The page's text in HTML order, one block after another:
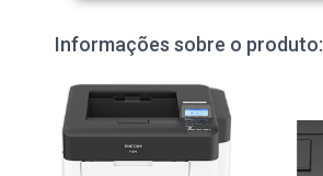
Informações sobre o produto: